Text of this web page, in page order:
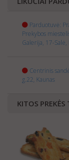
Parduotuvė:
Prekybos
Galerija, 17-Salė,
Centrinis
g.22, Kaunas
KITOS PREKĖS
your company